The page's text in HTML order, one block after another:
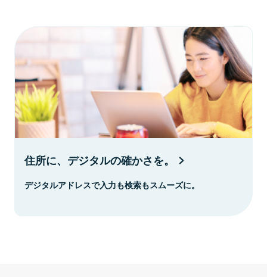
住所に、デジタルの確かさを。
デジタルアドレスで入力も検索もスムーズに。